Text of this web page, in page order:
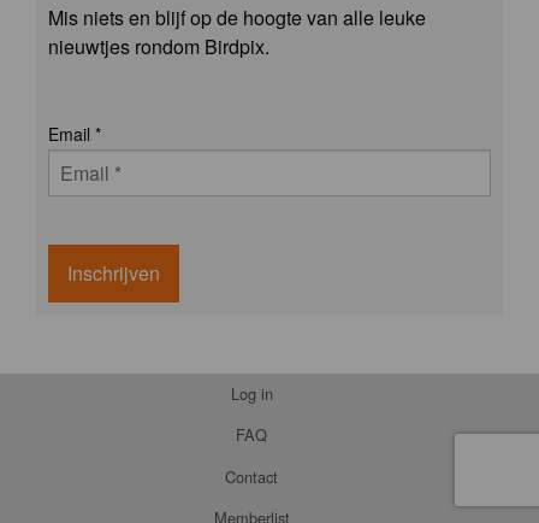
Mis niets en blijf op de hoogte van alle leuke
nieuwtjes rondom Birdpix.
Email *
Inschrijven
Log in
FAQ
Contact
Memberlist